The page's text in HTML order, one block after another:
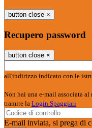
button close ×
Recupero password
button close ×
all'indirizzo indicato con le
Non hai una e-mail associata
tramite la Login Spaggiari
E-mail inviata, si prega di